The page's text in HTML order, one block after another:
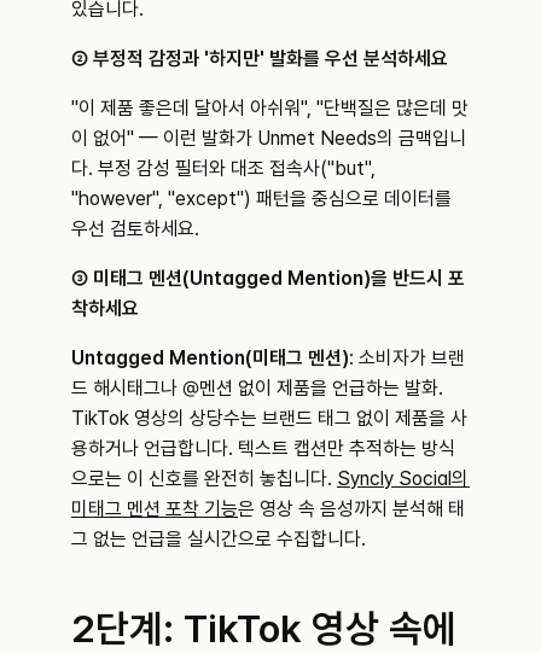
있습니다.
② 부정적 감정과 '하지만' 발화를 우선 분석하세요
"이 제품 좋은데 달아서 아쉬워", "단백질은 많은데 맛
이 없어" — 이런 발화가 Unmet Needs의 금맥입니
다. 부정 감성 필터와 대조 접속사("but",
"however", "except") 패턴을 중심으로 데이터를
우선 검토하세요.
③ 미태그 멘션(Untagged Mention)을 반드시 포
착하세요
Untagged Mention(미태그 멘션): 소비자가 브랜
드 해시태그나 @멘션 없이 제품을 언급하는 발화.
TikTok 영상의 상당수는 브랜드 태그 없이 제품을 사
용하거나 언급합니다. 텍스트 캡션만 추적하는 방식
으로는 이 신호를 완전히 놓칩니다. Syncly Social의
미태그 멘션 포착 기능은 영상 속 음성까지 분석해 태
그 없는 언급을 실시간으로 수집합니다.
2단계: TikTok 영상 속에